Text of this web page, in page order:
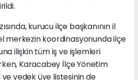
kurucu ilçe başkanının il
merkezin koordinasyonunda ilçe
ilişkin tüm iş ve işlemleri
Karacabey İlçe Yönetim
ve yedek üye listesinin de